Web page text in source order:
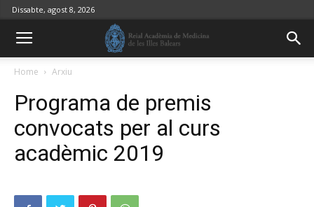
Dissabte, agost 8, 2026
Home Arxiu
Programa de premis
convocats per al curs
acadèmic 2019